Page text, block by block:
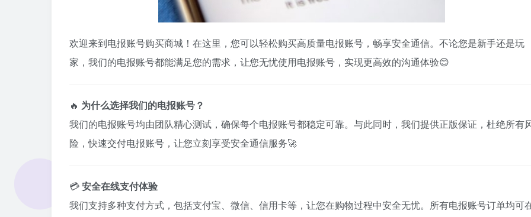
欢迎来到电报账号购买商城！在这里，您可以轻松购买高质量电报账号，畅享安全通信。不论您是新手还是玩
家，我们的电报账号都能满足您的需求，让您无忧使用电报账号，实现更高效的沟通体验😊
🔥 为什么选择我们的电报账号？
我们的电报账号均由团队精心测试，确保每个电报账号都稳定可靠。与此同时，我们提供正版保证，杜绝所有
险，快速交付电报账号，让您立刻享受安全通信服务🚀
💳 安全在线支付体验
我们支持多种支付方式，包括支付宝、微信、信用卡等，让您在购物过程中安全无忧。所有电报账号订单均可